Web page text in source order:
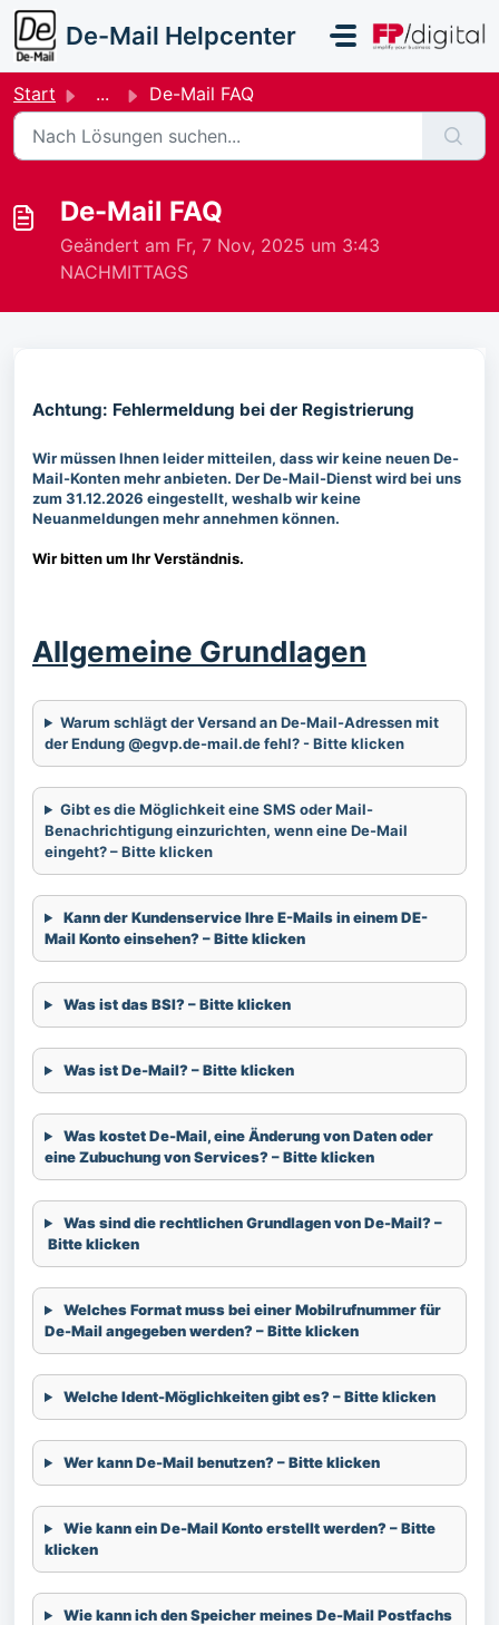
Zum hauptsächlichen Inhalt gehen
De-Mail Helpcenter
Start ... De-Mail FAQ
De-Mail FAQ
Geändert am Fr, 7 Nov, 2025 um 3:43
NACHMITTAGS
Achtung: Fehlermeldung bei der Registrierung
Wir müssen Ihnen leider mitteilen, dass wir keine neuen De-
Mail-Konten mehr anbieten. Der De-Mail-Dienst wird bei uns
zum 31.12.2026 eingestellt, weshalb wir keine
Neuanmeldungen mehr annehmen können.
Wir bitten um Ihr Verständnis.
Allgemeine Grundlagen
Warum schlägt der Versand an De-Mail-Adressen mit
der Endung @egvp.de-mail.de fehl? - Bitte klicken
Gibt es die Möglichkeit eine SMS oder Mail-
Benachrichtigung einzurichten, wenn eine De-Mail
eingeht? – Bitte klicken
Kann der Kundenservice Ihre E-Mails in einem DE-
Mail Konto einsehen? – Bitte klicken
Was ist das BSI? – Bitte klicken
Was ist De-Mail? – Bitte klicken
Was kostet De-Mail, eine Änderung von Daten oder
eine Zubuchung von Services? – Bitte klicken
Was sind die rechtlichen Grundlagen von De-Mail? –
Bitte klicken
Welches Format muss bei einer Mobilrufnummer für
De-Mail angegeben werden? – Bitte klicken
Welche Ident-Möglichkeiten gibt es? – Bitte klicken
Wer kann De-Mail benutzen? – Bitte klicken
Wie kann ein De-Mail Konto erstellt werden? – Bitte
klicken
Wie kann ich den Speicher meines De-Mail Postfachs